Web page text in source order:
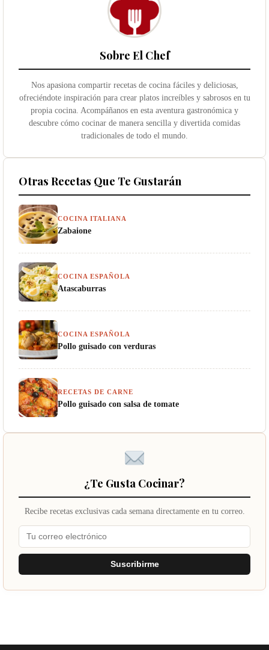
Sobre El Chef
Nos apasiona compartir recetas de cocina fáciles y deliciosas,
ofreciéndote inspiración para crear platos increíbles y sabrosos en tu
propia cocina. Acompáñanos en esta aventura gastronómica y
descubre cómo cocinar de manera sencilla y divertida comidas
tradicionales de todo el mundo.
Otras Recetas Que Te Gustarán
COCINA ITALIANA
Zabaione
COCINA ESPAÑOLA
Atascaburras
COCINA ESPAÑOLA
Pollo guisado con verduras
RECETAS DE CARNE
Pollo guisado con salsa de tomate
¿Te Gusta Cocinar?
Recibe recetas exclusivas cada semana directamente en tu correo.
Suscribirme